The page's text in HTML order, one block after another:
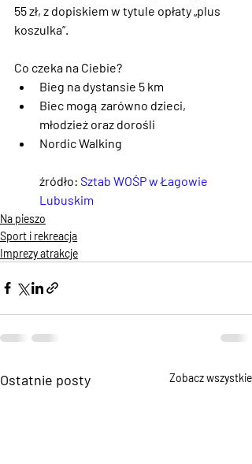
55 zł, z dopiskiem w tytule opłaty „plus
koszulka”.
Co czeka na Ciebie?
Bieg na dystansie 5 km
Biec mogą zarówno dzieci,
młodzież oraz dorośli
Nordic Walking
źródło: Sztab WOŚP w Łagowie
Lubuskim
Na pieszo
Sport i rekreacja
Imprezy atrakcje
Ostatnie posty Zobacz wszystkie